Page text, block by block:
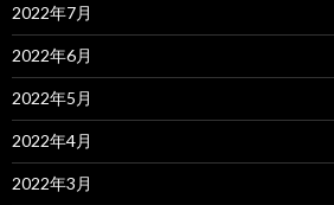
2022年7月
2022年6月
2022年5月
2022年4月
2022年3月